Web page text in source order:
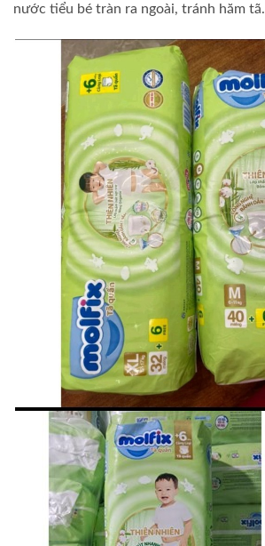
nước tiểu bé tràn ra ngoài, tránh hăm tã.